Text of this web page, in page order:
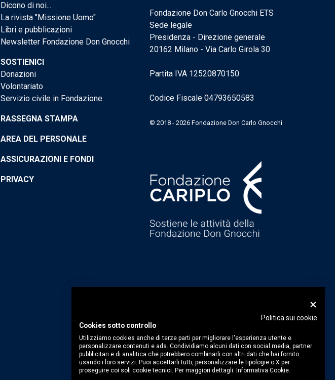
Dicono di noi...
La rivista "Missione Uomo"
Libri e pubblicazioni
Newsletter Fondazione Don Gnocchi
SOSTIENICI
Donazioni
Volontariato
Servizio civile in Fondazione
RASSEGNA STAMPA
AREA DEL PERSONALE
ASSICURAZIONI E FONDI
PRIVACY
Fondazione Don Carlo Gnocchi ETS
Sede legale
Presidenza - Direzione generale
20162 Milano - Via Carlo Girola 30
Partita IVA 12520870150
Codice Fiscale 04793650583
© 2018 - 2026 Fondazione Don Carlo Gnocchi
Politica sui cookie
Cookies sotto controllo
Utilizziamo cookies anche di terze parti per migliorare l'esperienza utente e
personalizzare contenuti e ads. Condividiamo alcuni dati con social media, partner
pubblicitari e di analitica che potrebbero combinarli con altri dati che hai fornito
usando i loro servizi. Puoi accettarli tutti, personalizzare le tipologie o X per
proseguire coi soli cookie tecnici. Per maggiori dettagli: Informativa Cookie.